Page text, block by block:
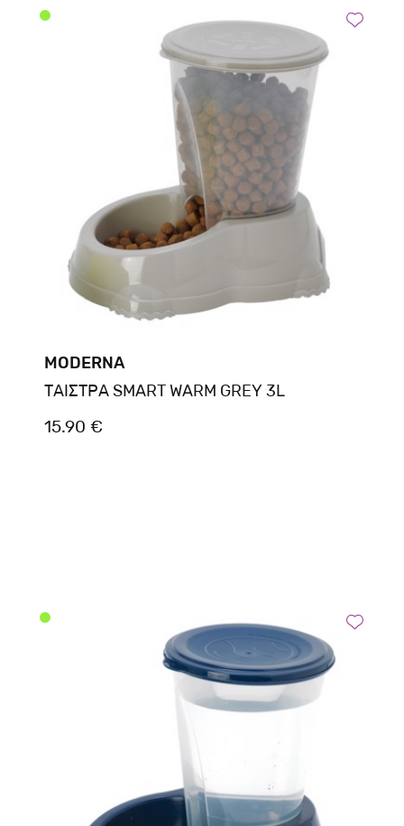
MODERNA
ΤΑΙΣΤΡΑ SMART WARM GREY 3L
15.90 €